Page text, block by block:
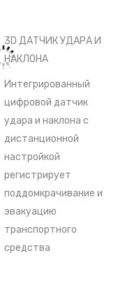
3D ДАТЧИК УДАРА И
НАКЛОНА
Интегрированный
цифровой датчик
удара и наклона с
дистанционной
настройкой
регистрирует
поддомкрачивание и
эвакуацию
транспортного
средства